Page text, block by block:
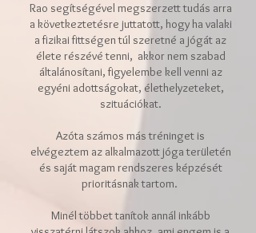
Rao segítségével megszerzett tudás arra
a következtetésre juttatott, hogy ha valaki
a fizikai fittségen túl szeretné a jógát az
élete részévé tenni, akkor nem szabad
általánosítani, figyelembe kell venni az
egyéni adottságokat, élethelyzeteket,
szituációkat.
Azóta számos más tréninget is
elvégeztem az alkalmazott jóga területén
és saját magam rendszeres képzését
prioritásnak tartom.
Minél többet tanítok annál inkább